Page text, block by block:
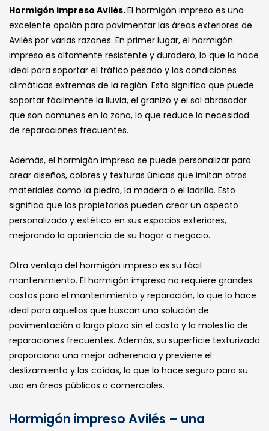
Hormigón impreso Avilés.El hormigón impreso es una
excelente opción para pavimentar las áreas exteriores de
Avilés por varias razones. En primer lugar, el hormigón
impreso es altamente resistente y duradero, lo que lo hace
ideal para soportar el tráfico pesado y las condiciones
climáticas extremas de la región. Esto significa que puede
soportar fácilmente la lluvia, el granizo y el sol abrasador
que son comunes en la zona, lo que reduce la necesidad
de reparaciones frecuentes.
Además, el hormigón impreso se puede personalizar para
crear diseños, colores y texturas únicas que imitan otros
materiales como la piedra, la madera o el ladrillo. Esto
significa que los propietarios pueden crear un aspecto
personalizado y estético en sus espacios exteriores,
mejorando la apariencia de su hogar o negocio.
Otra ventaja del hormigón impreso es su fácil
mantenimiento. El hormigón impreso no requiere grandes
costos para el mantenimiento y reparación, lo que lo hace
ideal para aquellos que buscan una solución de
pavimentación a largo plazo sin el costo y la molestia de
reparaciones frecuentes. Además, su superficie texturizada
proporciona una mejor adherencia y previene el
deslizamiento y las caídas, lo que lo hace seguro para su
uso en áreas públicas o comerciales.
Hormigón impreso Avilés – una